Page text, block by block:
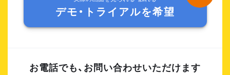
デモ・トライアルを希望
お電話でも、お問い合わせいただけます